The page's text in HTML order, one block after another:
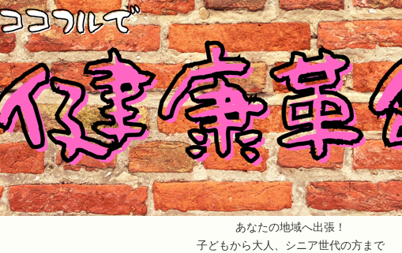
あなたの地域へ出張！
子どもから大人、シニア世代の方まで